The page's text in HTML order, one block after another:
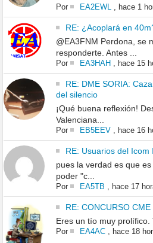
Por EA2EWL hace 1
RE: ¿Acoplará en
@EA3FNM Perdona, se
responderte. Antes ...
Por EA3HAH, hace 15
RE: DME SORIA:
del silencio
¡Qué buena reflexión!
Valenciana...
Por EB5EEV, hace 16
RE: Usuarios del Icom
pues la verdad es que
poder "c...
Por EA5TB hace 17
RE: CONCURSO
Eres un tío muy prolífico.
Por EA4AC, hace 18